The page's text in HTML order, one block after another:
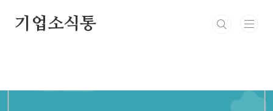
기업소식통